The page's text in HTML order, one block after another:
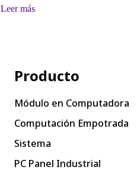
Leer más
Producto
Módulo en Computadora
Computación Empotrada
Sistema
PC Panel Industrial